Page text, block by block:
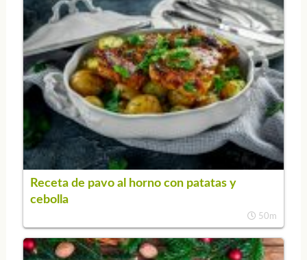
Receta de pavo al horno con patatas y
cebolla
50m